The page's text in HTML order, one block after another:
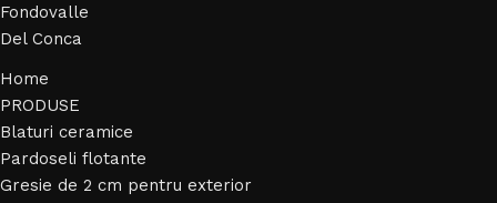
Fondovalle
Del Conca
Home
PRODUSE
Blaturi ceramice
Pardoseli flotante
Gresie de 2 cm pentru exterior